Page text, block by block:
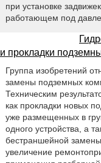
при установке
работающем под
и прокладки
Группа изобретений
замены подземных
Техническим
как прокладки новых
уже размещенных в
одного устройства, а
бестраншейной
увеличение